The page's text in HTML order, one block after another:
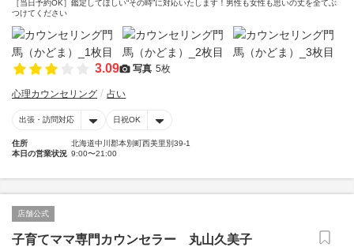
［当日予約OK］鑑定してほしい“その時”に対応いたします！男性も女性も思いの丈を全てぶ
つけてください
3.09 写真 5枚
心理カウンセリング 占い
出張・訪問対応 日祝OK
住所
北海道中川郡本別町西美里別39-1
本日の営業状況 9:00〜21:00
店舗公式
子育てママ専門カウンセラー 丸山久美子